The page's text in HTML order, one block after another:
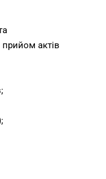
прийом актів